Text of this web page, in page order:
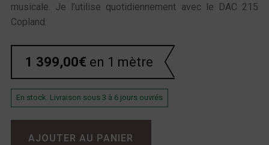
musicale. Je l’utilise quotidiennement avec le DAC 215
Copland.
1 399,00€ en 1 mètre
En stock. Livraison sous 3 à 6 jours ouvrés
quantité de Chord Signature Digital
AJOUTER AU PANIER